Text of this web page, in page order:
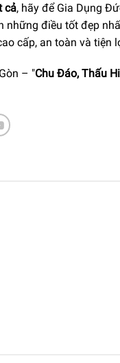
tóc thiết kế dạng tổ
tiện lợi cất giữ và bảo
cả, hãy để Gia Dụng
những điều tốt đẹp
cấp, an toàn và tiện
– "Chu Đáo, Thấu